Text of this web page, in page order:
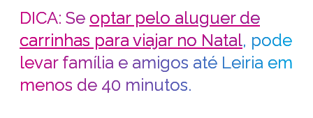
DICA: Se optar pelo aluguer de
carrinhas para viajar no Natal, pode
levar família e amigos até Leiria em
menos de 40 minutos.